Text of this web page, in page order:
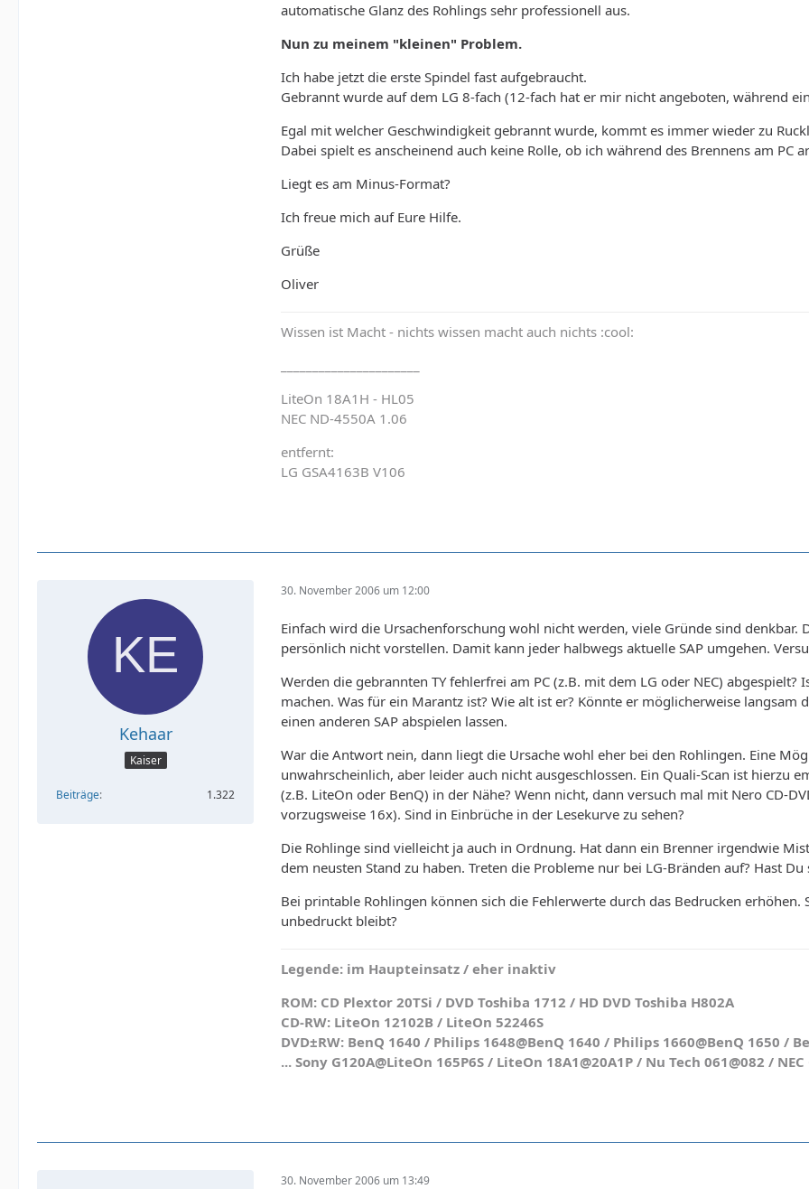
automatische Glanz des Rohlings sehr professionell aus.
Nun zu meinem "kleinen" Problem.
Ich habe jetzt die erste Spindel fast aufgebraucht.
Gebrannt wurde auf dem LG 8-fach (12-fach hat er mir nicht angeboten, während
Egal mit welcher Geschwindigkeit gebrannt wurde, kommt es immer wieder zu
Dabei spielt es anscheinend auch keine Rolle, ob ich während des Brennens am PC
Liegt es am Minus-Format?
Ich freue mich auf Eure Hilfe.
Grüße
Oliver
Wissen ist Macht - nichts wissen macht auch nichts :cool:
LiteOn 18A1H - HL05
NEC ND-4550A 1.06
entfernt:
LG GSA4163B V106
Kehaar
Kaiser
Beiträge 1.322
30. November 2006 um 12:00
Einfach wird die Ursachenforschung wohl nicht werden, viele Gründe sind
persönlich nicht vorstellen. Damit kann jeder halbwegs aktuelle SAP umgehen.
Werden die gebrannten TY fehlerfrei am PC (z.B. mit dem LG oder NEC)
machen. Was für ein Marantz ist? Wie alt ist er? Könnte er möglicherweise langsam
einen anderen SAP abspielen lassen.
War die Antwort nein, dann liegt die Ursache wohl eher bei den Rohlingen. Eine
unwahrscheinlich, aber leider auch nicht ausgeschlossen. Ein Quali-Scan ist hierzu
(z.B. LiteOn oder BenQ) in der Nähe? Wenn nicht, dann versuch mal mit Nero CD-
vorzugsweise 16x). Sind in Einbrüche in der Lesekurve zu sehen?
Die Rohlinge sind vielleicht ja auch in Ordnung. Hat dann ein Brenner irgendwie
dem neusten Stand zu haben. Treten die Probleme nur bei LG-Bränden auf? Hast
Bei printable Rohlingen können sich die Fehlerwerte durch das Bedrucken
unbedruckt bleibt?
Legende: im Haupteinsatz / eher inaktiv
ROM: CD Plextor 20TSi / DVD Toshiba 1712 / HD DVD Toshiba H802A
CD-RW: LiteOn 12102B / LiteOn 52246S
DVD±RW: BenQ 1640 / Philips 1648@BenQ 1640 / Philips 1660@BenQ 1650 /
... Sony G120A@LiteOn 165P6S / LiteOn 18A1@20A1P / Nu Tech 061@082 /
30. November 2006 um 13:49